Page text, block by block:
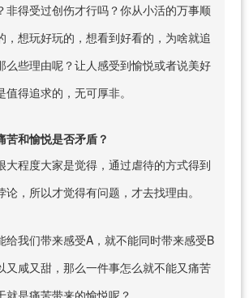
非得受过创伤才行吗？你从小活的万事顺
，想玩好玩的，想看到好看的，为啥就追
么些理由呢？让人感受到愉悦或者说美好
得追求的，无可厚非。
苦和愉悦是否矛盾？
大程度大家是觉得，通过虐待的方式得到
，所以才觉得有问题，才去找理由。
给我们带来感受A，就不能同时带来感受B
又咸又甜，那么一件事怎么就不能又痛苦
就是痛苦带来的愉悦呢？